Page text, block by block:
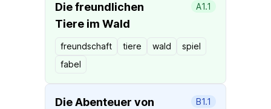
Die freundlichen
Tiere im Wald
A1.1
freundschaft tiere wald
spiel
fabel
Die Abenteuer von
B1.1